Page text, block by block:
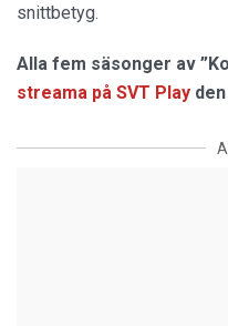
snittbetyg.
Alla fem säsonger av
streama på SVT Play